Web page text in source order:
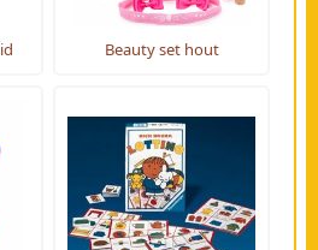
Beauty set hout